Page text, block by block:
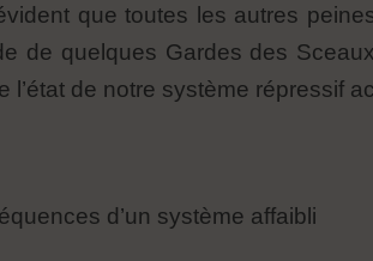
que toutes les autres
de quelques Gardes des
l’état de notre système répressif
d’un système affaibli